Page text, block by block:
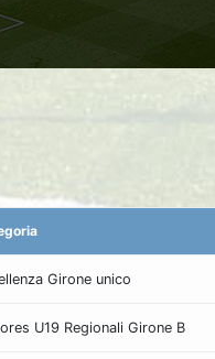
Girone unico
U19 Regionali Girone B